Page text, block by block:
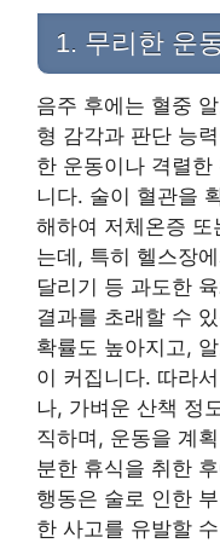
1. 무리한 운
음주 후에는 혈중
형 감각과 판단 능
한 운동이나 격렬
니다. 술이 혈관을
해하여 저체온증
는데, 특히 헬스장
달리기 등 과도한
결과를 초래할 수
확률도 높아지고,
이 커집니다. 따라
나, 가벼운 산책 정
직하며, 운동을 계
분한 휴식을 취한
행동은 술로 인한
한 사고를 유발할